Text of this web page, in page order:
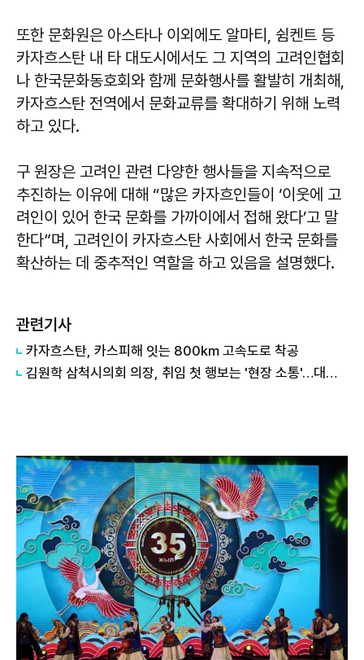
또한 문화원은 아스타나 이외에도 알마티, 쉼켄트 등
카자흐스탄 내 타 대도시에서도 그 지역의 고려인협회
나 한국문화동호회와 함께 문화행사를 활발히 개최해,
카자흐스탄 전역에서 문화교류를 확대하기 위해 노력
하고 있다.
구 원장은 고려인 관련 다양한 행사들을 지속적으로
추진하는 이유에 대해 “많은 카자흐인들이 ‘이웃에 고
려인이 있어 한국 문화를 가까이에서 접해 왔다’고 말
한다”며, 고려인이 카자흐스탄 사회에서 한국 문화를
확산하는 데 중추적인 역할을 하고 있음을 설명했다.
관련기사
카자흐스탄, 카스피해 잇는 800km 고속도로 착공
김원학 삼척시의회 의장, 취임 첫 행보는 '현장 소통'…대한노인회·문화원 찾아 시민 목소리 경청